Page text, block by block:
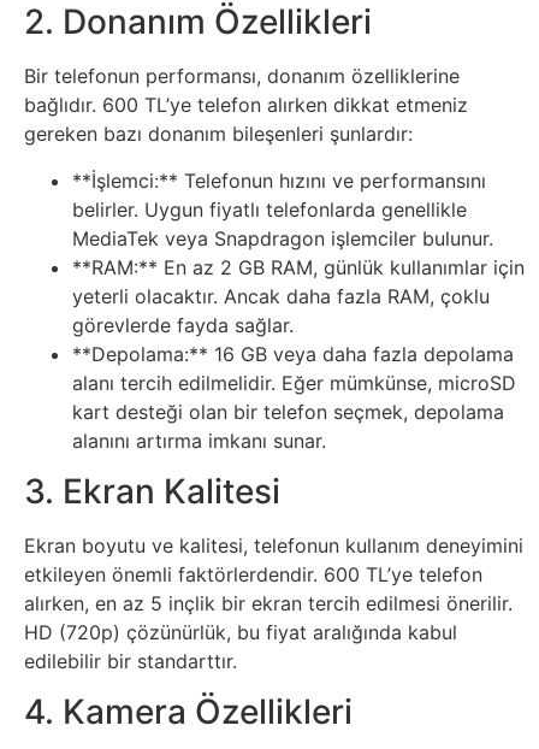
Gezi
Gizem
Grafik
&
Tasarım
Güvenlik
Haber
Hayvanlar
Hobi
Hosting
Hukuk
İnstagram
2. Donanım Özellikleri
Bir telefonun performansı, donanım özelliklerine
bağlıdır. 600 TL’ye telefon alırken dikkat etmeniz
gereken bazı donanım bileşenleri şunlardır:
**İşlemci:** Telefonun hızını ve performansını
belirler. Uygun fiyatlı telefonlarda genellikle
MediaTek veya Snapdragon işlemciler bulunur.
**RAM:** En az 2 GB RAM, günlük kullanımlar için
yeterli olacaktır. Ancak daha fazla RAM, çoklu
görevlerde fayda sağlar.
**Depolama:** 16 GB veya daha fazla depolama
alanı tercih edilmelidir. Eğer mümkünse, microSD
kart desteği olan bir telefon seçmek, depolama
alanını artırma imkanı sunar.
3. Ekran Kalitesi
Ekran boyutu ve kalitesi, telefonun kullanım deneyimini
etkileyen önemli faktörlerdendir. 600 TL’ye telefon
alırken, en az 5 inçlik bir ekran tercih edilmesi önerilir.
HD (720p) çözünürlük, bu fiyat aralığında kabul
edilebilir bir standarttır.
4. Kamera Özellikleri